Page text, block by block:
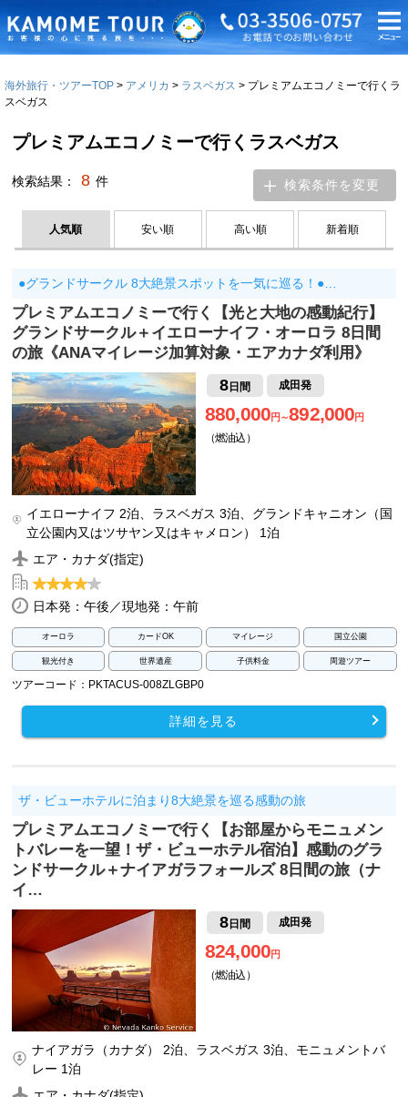
海外旅行・ツアーTOP アメリカ ラスベガス
プレミアムエコノミーで行くラ
スベガス
プレミアムエコノミーで行くラスベガス
検索結果： 8 件 検索条件を変更
人気順 安い順 高い順 新着順
●グランドサークル 8大絶景スポットを一気に巡る！●…
プレミアムエコノミーで行く【光と大地の感動紀行】
グランドサークル＋イエローナイフ・オーロラ 8日間
の旅《ANAマイレージ加算対象・エアカナダ利用》
8日間 成田発
880,000円～892,000円
（燃油込）
イエローナイフ 2泊、ラスベガス 3泊、グランドキャニオン（国
立公園内又はツサヤン又はキャメロン） 1泊
エア・カナダ(指定)
日本発：午後／現地発：午前
オーロラ カードOK マイレージ 国立公園
観光付き 世界遺産 子供料金 周遊ツアー
ツアーコード：PKTACUS-008ZLGBP0
詳細を見る
ザ・ビューホテルに泊まり8大絶景を巡る感動の旅
プレミアムエコノミーで行く【お部屋からモニュメン
トバレーを一望！ザ・ビューホテル宿泊】感動のグラ
ンドサークル＋ナイアガラフォールズ 8日間の旅（ナ
イ…
8日間 成田発
824,000円
（燃油込）
ナイアガラ（カナダ） 2泊、ラスベガス 3泊、モニュメントバ
レー 1泊